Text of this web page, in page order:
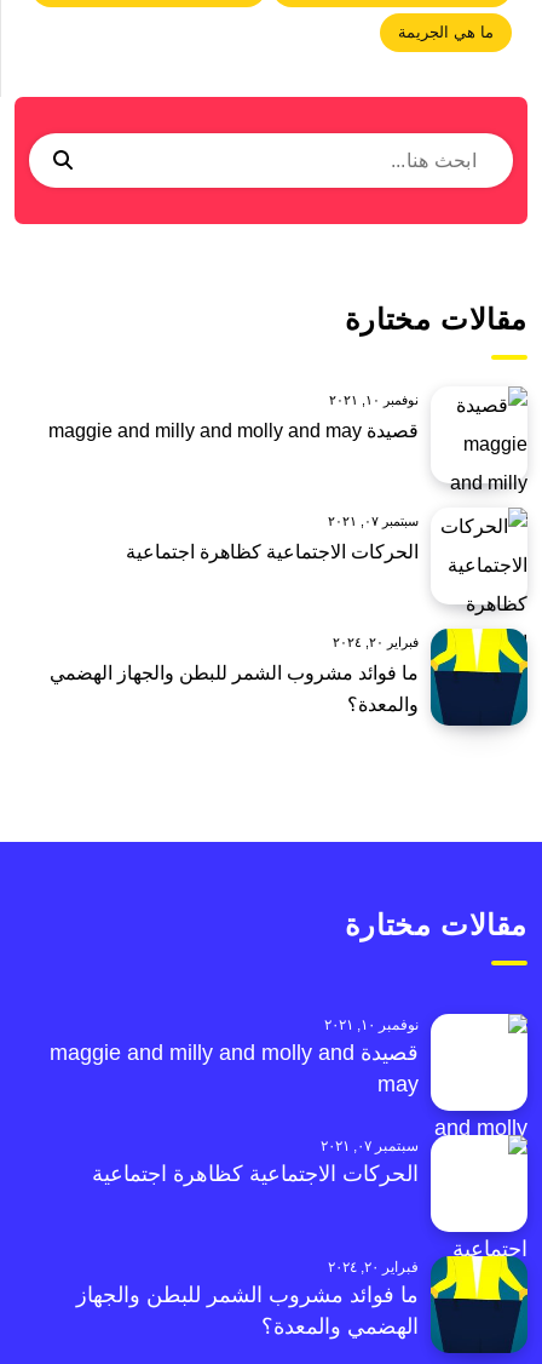
ما هي الجريمة
مقالات مختارة
نوفمبر ١٠, ٢٠٢١
قصيدة maggie and milly and molly and may
سبتمبر ٠٧, ٢٠٢١
الحركات الاجتماعية كظاهرة اجتماعية
فبراير ٢٠, ٢٠٢٤
ما فوائد مشروب الشمر للبطن والجهاز الهضمي
والمعدة؟
مقالات مختارة
نوفمبر ١٠, ٢٠٢١
قصيدة maggie and milly and molly and
may
سبتمبر ٠٧, ٢٠٢١
الحركات الاجتماعية كظاهرة اجتماعية
فبراير ٢٠, ٢٠٢٤
ما فوائد مشروب الشمر للبطن والجهاز
الهضمي والمعدة؟